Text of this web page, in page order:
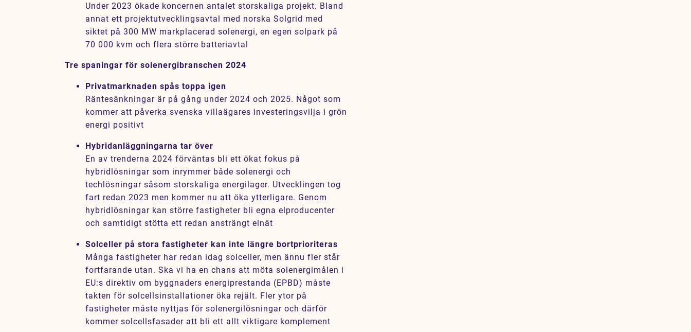
Under 2023 ökade koncernen antalet storskaliga projekt. Bland
annat ett projektutvecklingsavtal med norska Solgrid med
siktet på 300 MW markplacerad solenergi, en egen solpark på
70 000 kvm och flera större batteriavtal
Tre spaningar för solenergibranschen 2024
Privatmarknaden spås toppa igen
Räntesänkningar är på gång under 2024 och 2025. Något som
kommer att påverka svenska villaägares investeringsvilja i grön
energi positivt
Hybridanläggningarna tar över
En av trenderna 2024 förväntas bli ett ökat fokus på
hybridlösningar som inrymmer både solenergi och
techlösningar såsom storskaliga energilager. Utvecklingen tog
fart redan 2023 men kommer nu att öka ytterligare. Genom
hybridlösningar kan större fastigheter bli egna elproducenter
och samtidigt stötta ett redan ansträngt elnät
Solceller på stora fastigheter kan inte längre bortprioriteras
Många fastigheter har redan idag solceller, men ännu fler står
fortfarande utan. Ska vi ha en chans att möta solenergimålen i
EU:s direktiv om byggnaders energiprestanda (EPBD) måste
takten för solcellsinstallationer öka rejält. Fler ytor på
fastigheter måste nyttjas för solenergilösningar och därför
kommer solcellsfasader att bli ett allt viktigare komplement